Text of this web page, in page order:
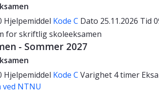
Hjelpemiddel Kode C Dato 25.11.2026 Tid
for skriftlig skoleeksamen
- Sommer 2027
Hjelpemiddel Kode C Varighet 4 timer
ved NTNU